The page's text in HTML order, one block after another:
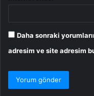
Daha sonraki
adresim ve site adresim